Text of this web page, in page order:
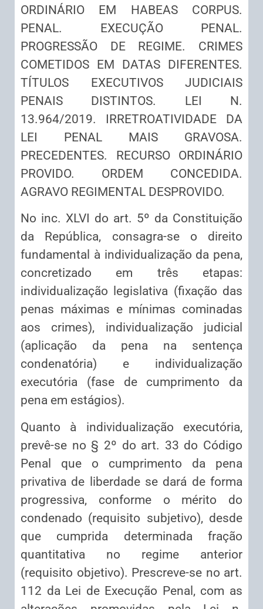
ORDINÁRIO EM HABEAS CORPUS.
PENAL. EXECUÇÃO PENAL.
PROGRESSÃO DE REGIME. CRIMES
COMETIDOS EM DATAS DIFERENTES.
TÍTULOS EXECUTIVOS JUDICIAIS
PENAIS DISTINTOS. LEI N.
13.964/2019. IRRETROATIVIDADE DA
LEI PENAL MAIS GRAVOSA.
PRECEDENTES. RECURSO ORDINÁRIO
PROVIDO. ORDEM CONCEDIDA.
AGRAVO REGIMENTAL DESPROVIDO.
No inc. XLVI do art. 5º da Constituição
da República, consagra-se o direito
fundamental à individualização da pena,
concretizado em três etapas:
individualização legislativa (fixação das
penas máximas e mínimas cominadas
aos crimes), individualização judicial
(aplicação da pena na sentença
condenatória) e individualização
executória (fase de cumprimento da
pena em estágios).
Quanto à individualização executória,
prevê-se no § 2º do art. 33 do Código
Penal que o cumprimento da pena
privativa de liberdade se dará de forma
progressiva, conforme o mérito do
condenado (requisito subjetivo), desde
que cumprida determinada fração
quantitativa no regime anterior
(requisito objetivo). Prescreve-se no art.
112 da Lei de Execução Penal, com as